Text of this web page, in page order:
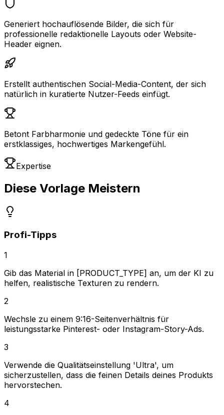
Generiert hochauflösende Bilder, die sich für
professionelle redaktionelle Layouts oder Website-
Header eignen.
Erstellt authentischen Social-Media-Content, der sich
natürlich in kuratierte Nutzer-Feeds einfügt.
Betont Farbharmonie und gedeckte Töne für ein
erstklassiges, hochwertiges Markengefühl.
Expertise
Diese Vorlage Meistern
Profi-Tipps
1
Gib das Material in [PRODUCT_TYPE] an, um der KI zu
helfen, realistische Texturen zu rendern.
2
Wechsle zu einem 9:16-Seitenverhältnis für
leistungsstarke Pinterest- oder Instagram-Story-Ads.
3
Verwende die Qualitätseinstellung 'Ultra', um
sicherzustellen, dass die feinen Details deines Produkts
hervorstechen.
4